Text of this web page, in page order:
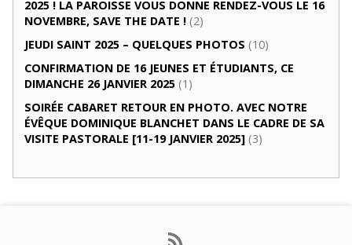
2025 ! LA PAROISSE VOUS DONNE RENDEZ-VOUS LE 16
NOVEMBRE, SAVE THE DATE ! (2)
JEUDI SAINT 2025 – QUELQUES PHOTOS (10)
CONFIRMATION DE 16 JEUNES ET ÉTUDIANTS, CE
DIMANCHE 26 JANVIER 2025 (1)
SOIRÉE CABARET RETOUR EN PHOTO. AVEC NOTRE
ÉVÊQUE DOMINIQUE BLANCHET DANS LE CADRE DE SA
VISITE PASTORALE [11-19 JANVIER 2025] (3)